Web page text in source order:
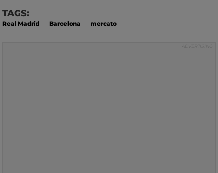
TAGS:
Real Madrid Barcelona mercato